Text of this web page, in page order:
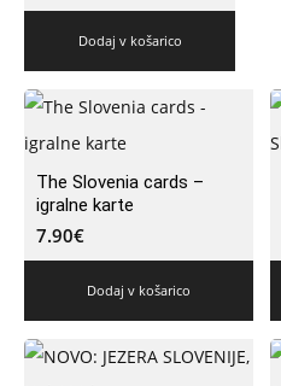
Dodaj v košarico
The Slovenia cards –
igralne karte
7.90€
Dodaj v košarico